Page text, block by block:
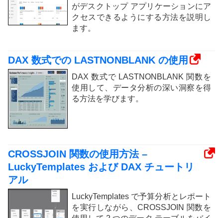
がデスクトップ アプリケーションにア
クセスできるようにする方法を説明し
ます。
DAX 数式での LASTNONBLANK の使用
DAX 数式で LASTNONBLANK 関数を
使用して、データ分析の深い洞察を得
る方法を学びます。
CROSSJOIN 関数の使用方法 –
LuckyTemplates および DAX チュートリ
アル
LuckyTemplates で予算分析とレポート
を実行しながら、CROSSJOIN 関数を